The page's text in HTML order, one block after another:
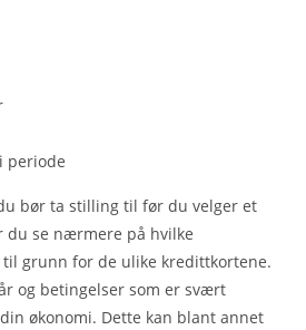
periode
bør ta stilling til før du velger et
du se nærmere på hvilke
grunn for de ulike kredittkortene.
og betingelser som er svært
økonomi. Dette kan blant annet